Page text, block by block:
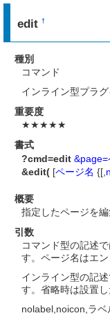
edit†
種別
コマンド
インライン型プラ
重要度
★★★★★
書式
?cmd=edit &page=
&edit( [ページ名 {[,
概要
指定したページを編
引数
コマンド型の記述
す。ページ名はエ
インライン型の記
す。省略時は設置し
nolabel,noicon,ラベ